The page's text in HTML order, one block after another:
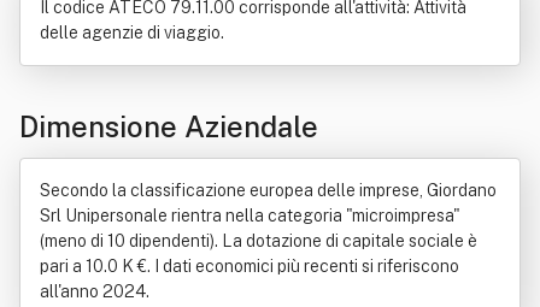
Il codice ATECO 79.11.00 corrisponde all'attività: Attività
delle agenzie di viaggio.
Dimensione Aziendale
Secondo la classificazione europea delle imprese, Giordano
Srl Unipersonale rientra nella categoria "microimpresa"
(meno di 10 dipendenti). La dotazione di capitale sociale è
pari a 10.0 K €. I dati economici più recenti si riferiscono
all'anno 2024.